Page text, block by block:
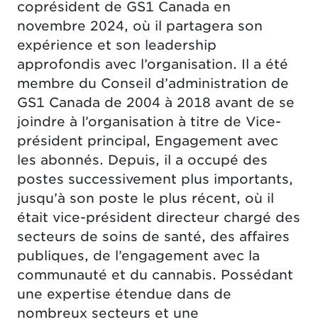
coprésident de GS1 Canada en
novembre 2024, où il partagera son
expérience et son leadership
approfondis avec l’organisation. Il a été
membre du Conseil d’administration de
GS1 Canada de 2004 à 2018 avant de se
joindre à l’organisation à titre de Vice-
président principal, Engagement avec
les abonnés. Depuis, il a occupé des
postes successivement plus importants,
jusqu’à son poste le plus récent, où il
était vice-président directeur chargé des
secteurs de soins de santé, des affaires
publiques, de l’engagement avec la
communauté et du cannabis. Possédant
une expertise étendue dans de
nombreux secteurs et une